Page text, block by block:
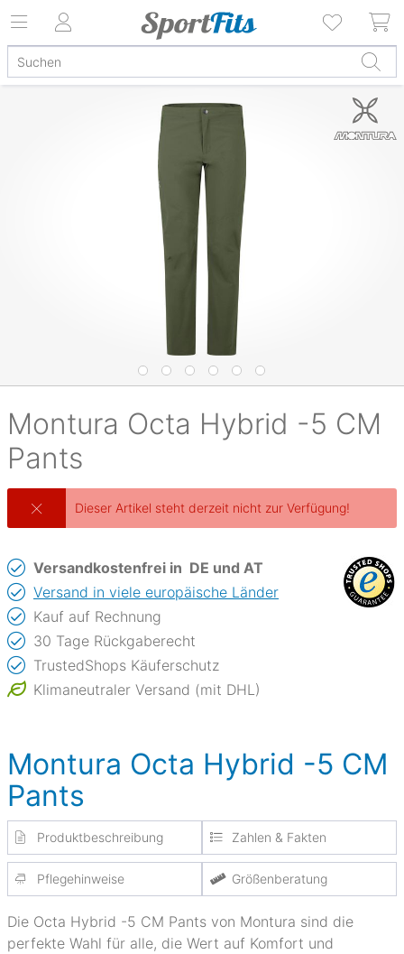
Montura Octa Hybrid -5 CM
Pants
Dieser Artikel steht derzeit nicht zur Verfügung!
Versandkostenfrei in DE und AT
Versand in viele europäische Länder
Kauf auf Rechnung
30 Tage Rückgaberecht
TrustedShops Käuferschutz
Klimaneutraler Versand (mit DHL)
Montura Octa Hybrid -5 CM
Pants
Produktbeschreibung Zahlen & Fakten
Pflegehinweise Größenberatung
Die Octa Hybrid -5 CM Pants von Montura sind die
perfekte Wahl für alle, die Wert auf Komfort und